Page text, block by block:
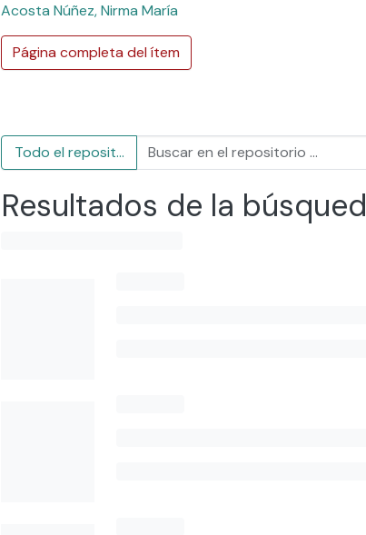
Acosta Núñez, Nirma María
Página completa del ítem
Todo el repositorio
Resultados de la